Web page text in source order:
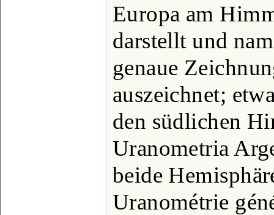
Europa am
darstellt und
genaue
auszeichnet;
den südlichen
Uranometria
beide
Uranométrie